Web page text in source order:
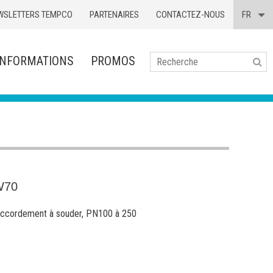
TEMPCO PARTENAIRES FR
CONTACTEZ-NOUS
PROMOS
à souder, PN100 à 250